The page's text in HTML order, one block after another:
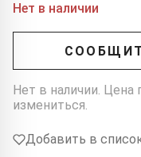
Нет в наличии
Нет в наличии. Цена
измениться.
Добавить в